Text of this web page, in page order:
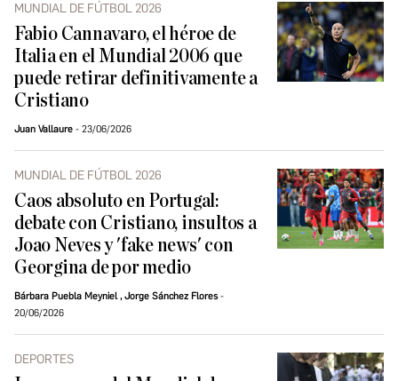
MUNDIAL DE FÚTBOL 2026
Fabio Cannavaro, el héroe de
Italia en el Mundial 2006 que
puede retirar definitivamente a
Cristiano
Juan Vallaure 23/06/2026
MUNDIAL DE FÚTBOL 2026
Caos absoluto en Portugal:
debate con Cristiano, insultos a
Joao Neves y 'fake news' con
Georgina de por medio
Bárbara Puebla Meyniel,Jorge Sánchez Flores
20/06/2026
DEPORTES